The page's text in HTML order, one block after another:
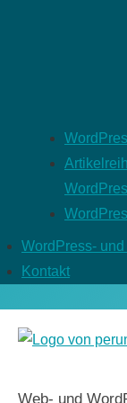
WordPress-
Kontakt
Web- und